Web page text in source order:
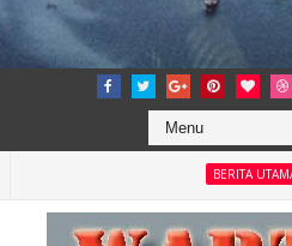
BERITA UTAMA
KAPASITAS TPK NILAM